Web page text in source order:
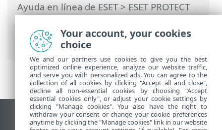
Ayuda en línea de ESET>ESET PROTECT
On-Prem>Utilización de ESET PROTECT
On-Prem
>ESET PROTECT On-Prem Menú
principal
>Más> Usuarios del ordenador
Ver sitio para ordenador
Your account, your cookies
choice
We and our partners use cookies to give you the best
optimized online experience, analyze our website traffic,
and serve you with personalized ads. You can agree to the
collection of all cookies by clicking "Accept all and close",
decline all non-essential cookies by choosing "Accept
essential cookies only", or adjust your cookie settings by
clicking "Manage cookies". You also have the right to
withdraw your consent or change your cookie preferences
anytime by clicking the "Manage cookies" link in our website